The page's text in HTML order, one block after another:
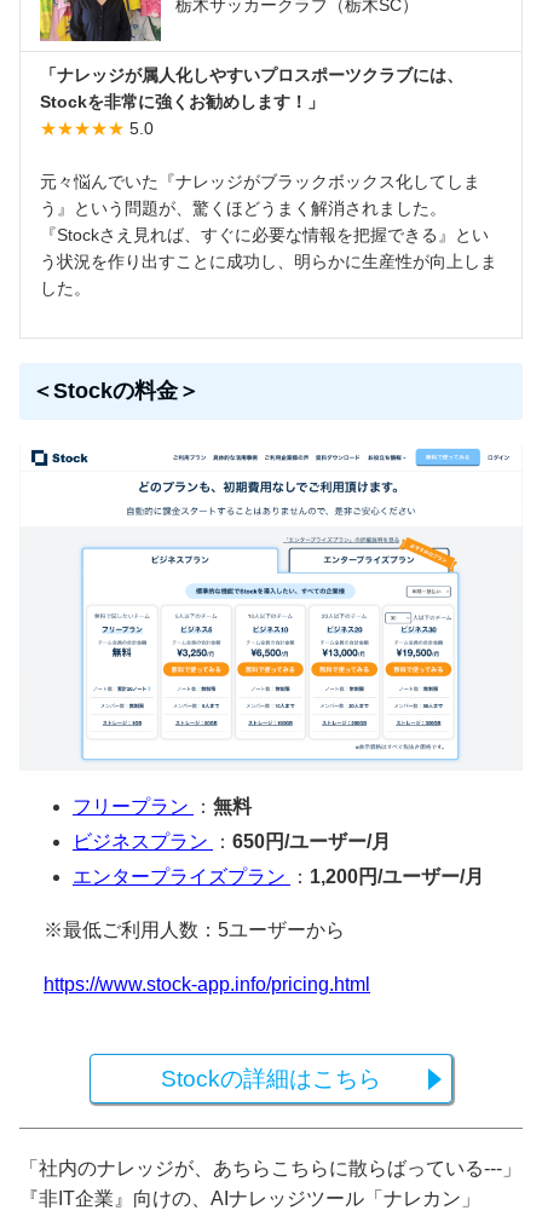
栃木サッカークラブ（栃木SC）
「ナレッジが属人化しやすいプロスポーツクラブには、
Stockを非常に強くお勧めします！」
★★★★★ 5.0
元々悩んでいた『ナレッジがブラックボックス化してしま
う』という問題が、驚くほどうまく解消されました。
『Stockさえ見れば、すぐに必要な情報を把握できる』とい
う状況を作り出すことに成功し、明らかに生産性が向上しま
した。
＜Stockの料金＞
フリープラン ： 無料
ビジネスプラン
： 650円/ユーザー/月
エンタープライズプラン
： 1,200円/ユーザー/月
※最低ご利用人数：5ユーザーから
https://www.stock-app.info/pricing.html
Stockの詳細はこちら
「社内のナレッジが、あちらこちらに散らばっている---」
『非IT企業』向けの、AIナレッジツール「ナレカン」